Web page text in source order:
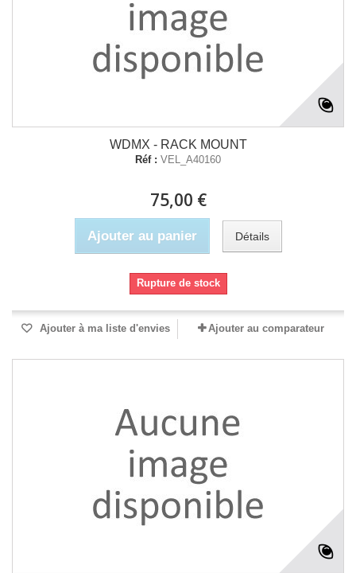
WDMX - RACK MOUNT
Réf : VEL_A40160
75,00 €
Ajouter au panier Détails
Rupture de stock
Ajouter à ma liste d'envies Ajouter au comparateur